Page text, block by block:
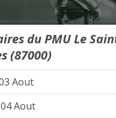
du PMU Le
(87000)
Aout
04 Aout